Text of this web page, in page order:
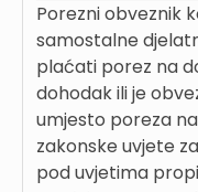
Porezni obveznik
samostalne
plaćati porez na
dohodak ili je
umjesto poreza
zakonske uvjete
pod uvjetima